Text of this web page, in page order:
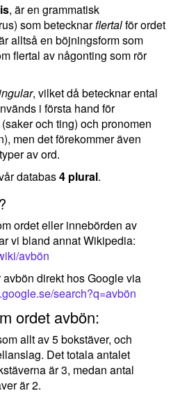
, är en grammatisk
som betecknarflertalför ordet
alltså en böjningsform som
flertal av någonting som rör
, vilket då betecknar ental
i första hand för
och ting) och pronomen
men det förekommer även
av ord.
databas4 plural.
ordet eller innebörden av
vi bland annat Wikipedia:
avbön
direkt hos Google via
search?q=avbön
ordet avbön:
allt av 5 bokstäver, och
Det totala antalet
är 3, medan antal
är 2.